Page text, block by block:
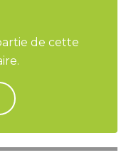
de cette